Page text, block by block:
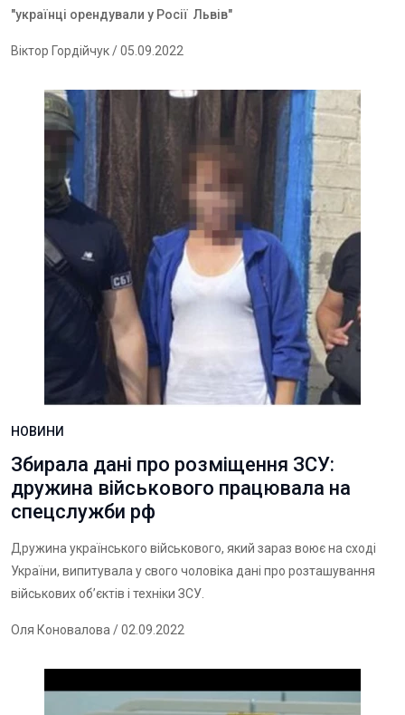
"українці орендували у Росії Львів"
Віктор Гордійчук/ 05.09.2022
НОВИНИ
Збирала дані про розміщення ЗСУ:
дружина військового працювала на
спецслужби рф
Дружина українського військового, який зараз воює на сході
України, випитувала у свого чоловіка дані про розташування
військових об’єктів і техніки ЗСУ.
Оля Коновалова / 02.09.2022